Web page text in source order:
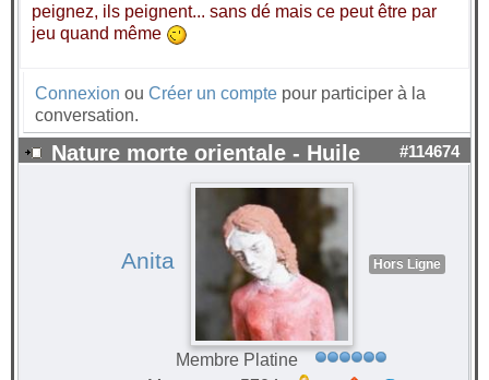
peignez, ils peignent... sans dé mais ce peut être par
jeu quand même
Connexion ou Créer un compte pour participer à la
conversation.
Nature morte orientale - Huile #114674
Anita Hors Ligne
Membre Platine